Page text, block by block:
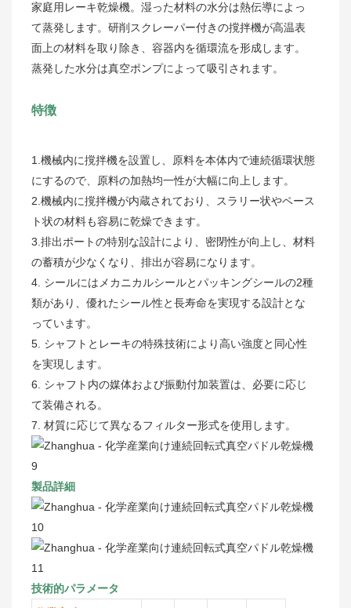
家庭用レーキ乾燥機。湿った材料の水分は熱伝導によっ
て蒸発します。研削スクレーパー付きの撹拌機が高温表
面上の材料を取り除き、容器内を循環流を形成します。
蒸発した水分は真空ポンプによって吸引されます。
特徴
1.機械内に撹拌機を設置し、原料を本体内で連続循環状態
にするので、原料の加熱均一性が大幅に向上します。
2.機械内に撹拌機が内蔵されており、スラリー状やペース
ト状の材料も容易に乾燥できます。
3.排出ポートの特別な設計により、密閉性が向上し、材料
の蓄積が少なくなり、排出が容易になります。
4. シールにはメカニカルシールとパッキングシールの2種
類があり、優れたシール性と長寿命を実現する設計とな
っています。
5. シャフトとレーキの特殊技術により高い強度と同心性
を実現します。
6. シャフト内の媒体および振動付加装置は、必要に応じ
て装備される。
7. 材質に応じて異なるフィルター形式を使用します。
製品詳細
技術的パラメータ